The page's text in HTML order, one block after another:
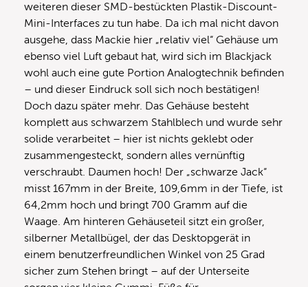
weiteren dieser SMD-bestückten Plastik-Discount-
Mini-Interfaces zu tun habe. Da ich mal nicht davon
ausgehe, dass Mackie hier „relativ viel“ Gehäuse um
ebenso viel Luft gebaut hat, wird sich im Blackjack
wohl auch eine gute Portion Analogtechnik befinden
– und dieser Eindruck soll sich noch bestätigen!
Doch dazu später mehr. Das Gehäuse besteht
komplett aus schwarzem Stahlblech und wurde sehr
solide verarbeitet – hier ist nichts geklebt oder
zusammengesteckt, sondern alles vernünftig
verschraubt. Daumen hoch! Der „schwarze Jack“
misst 167mm in der Breite, 109,6mm in der Tiefe, ist
64,2mm hoch und bringt 700 Gramm auf die
Waage. Am hinteren Gehäuseteil sitzt ein großer,
silberner Metallbügel, der das Desktopgerät in
einem benutzerfreundlichen Winkel von 25 Grad
sicher zum Stehen bringt – auf der Unterseite